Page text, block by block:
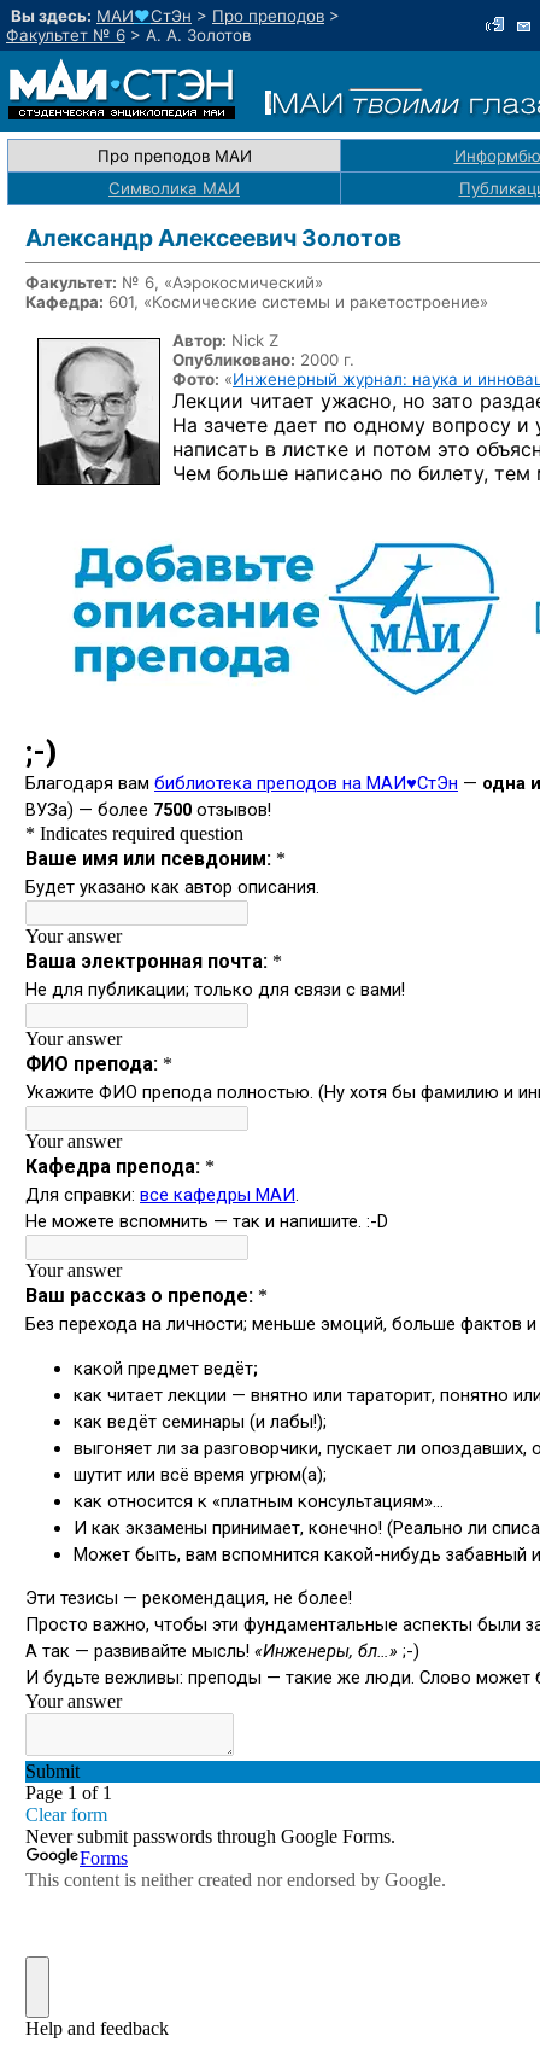
Вы здесь: МАИ♥СтЭн > Про преподов >
Факультет № 6 > А. А. Золотов
Про преподов МАИ
Символика МАИ
Александр Алексеевич Золотов
Факультет: № 6, «Аэрокосмический»
Кафедра: 601, «Космические системы и ракетостроение»
Автор: Nick Z
Опубликовано: 2000 г.
Фото: «Инженерный журнал: наука и
Лекции читает ужасно, но зато
На зачете дает по одному вопросу и
написать в листке и потом это
Чем больше написано по билету, тем